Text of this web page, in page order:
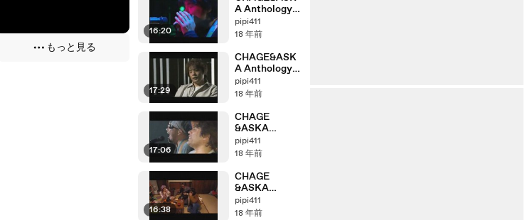
もっと見る
16:20
A Anthology
「2003＞2004」
part8_2
pipi411
18 年前
17:29
CHAGE&ASK
A Anthology
「2003＞2004」
part8_1
pipi411
18 年前
17:06
CHAGE
&ASKA
Anthology
「2002＞2003」
pipi411
18 年前
16:38
CHAGE
&ASKA
Anthology
「2002＞2003」
pipi411
18 年前